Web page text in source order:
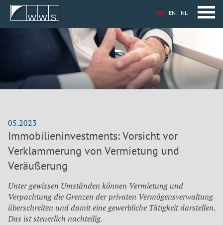
DE EN NL
05.2023
Immobilieninvestments: Vorsicht vor
Verklammerung von Vermietung und
Veräußerung
Unter gewissen Umständen können Vermietung und
Verpachtung die Grenzen der privaten Vermögensverwaltung
überschreiten und damit eine gewerbliche Tätigkeit darstellen.
Das ist steuerlich nachteilig.